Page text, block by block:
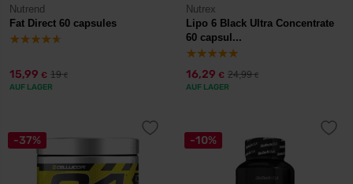
Nutrend
Fat Direct 60 capsules
15,99 € 19€
AUF LAGER
Nutrex
Lipo 6 Black Ultra Concentrate
60 capsul...
16,29 € 24,99€
AUF LAGER
-37% -10%